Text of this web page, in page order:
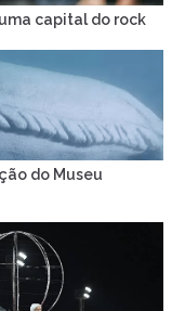
capital do rock
do Museu